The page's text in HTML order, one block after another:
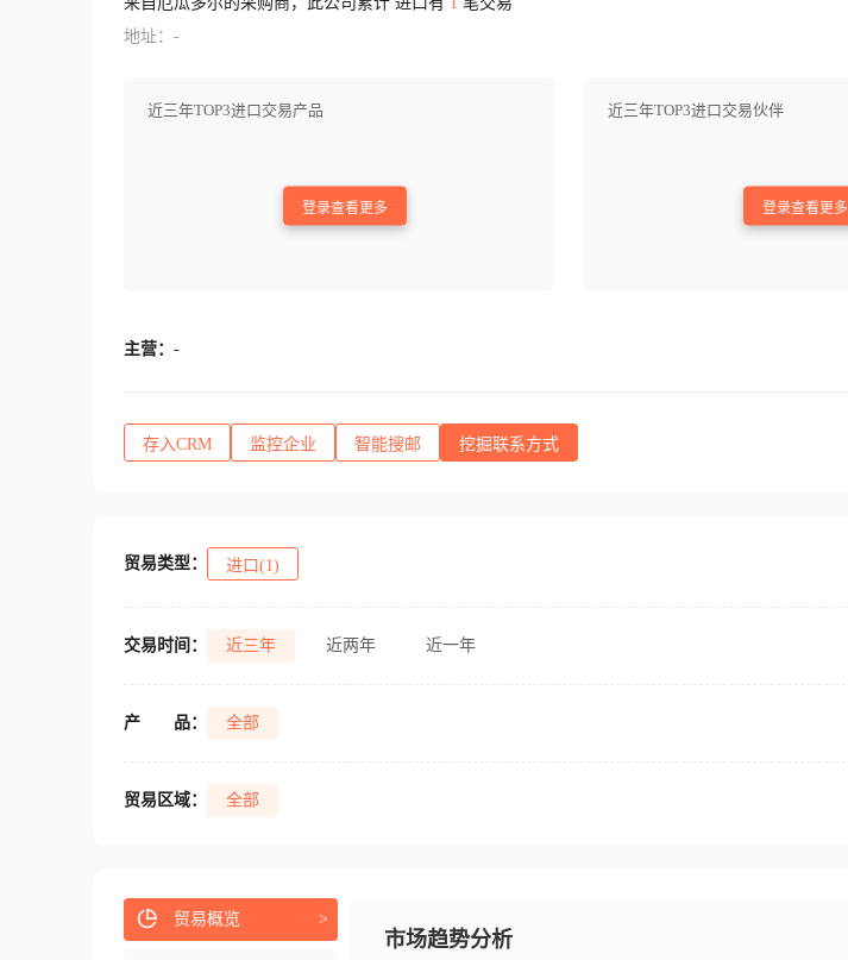
地址：-
近三年TOP3进口交易产品
登录查看更多
近三年TOP3进口交易伙伴
登录查看更多
主营： -
存入CRM 监控企业 智能搜邮 挖掘联系方式
贸易类型： 进口(1)
交易时间： 近三年 近两年 近一年
产 品： 全部
贸易区域： 全部
市场趋势分析
贸易概览 >